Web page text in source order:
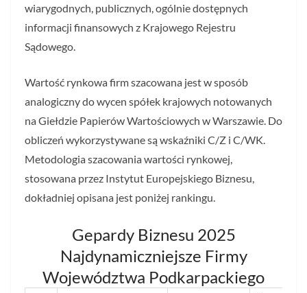
wiarygodnych, publicznych, ogólnie dostępnych
informacji finansowych z Krajowego Rejestru
Sądowego.
Wartość rynkowa firm szacowana jest w sposób
analogiczny do wycen spółek krajowych notowanych
na Giełdzie Papierów Wartościowych w Warszawie. Do
obliczeń wykorzystywane są wskaźniki C/Z i C/WK.
Metodologia szacowania wartości rynkowej,
stosowana przez Instytut Europejskiego Biznesu,
dokładniej opisana jest poniżej rankingu.
Gepardy Biznesu 2025
Najdynamiczniejsze Firmy
Województwa Podkarpackiego